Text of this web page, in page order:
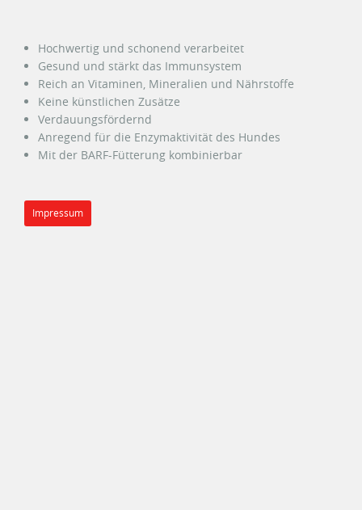
Hochwertig und schonend verarbeitet
Gesund und stärkt das Immunsystem
Reich an Vitaminen, Mineralien und Nährstoffe
Keine künstlichen Zusätze
Verdauungsfördernd
Anregend für die Enzymaktivität des Hundes
Mit der BARF-Fütterung kombinierbar
Impressum